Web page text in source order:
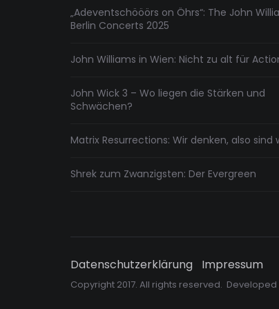
„Adeventschööörs on Öhrs“: The John
Berlin Concerts 2025
John Williams in Wien: Nicht zu alt für
John Wick 3 – Wo liegen die Stärken und
Schwächen?
Matrix Resurrections: Wir denken, also sind
Shrek zum Zwanzigsten: Der Evergreen
Datenschutzerklärung Impressum
Copyright 2017. All rights reserved.